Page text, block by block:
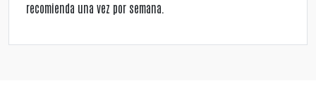
recomienda una vez por semana.